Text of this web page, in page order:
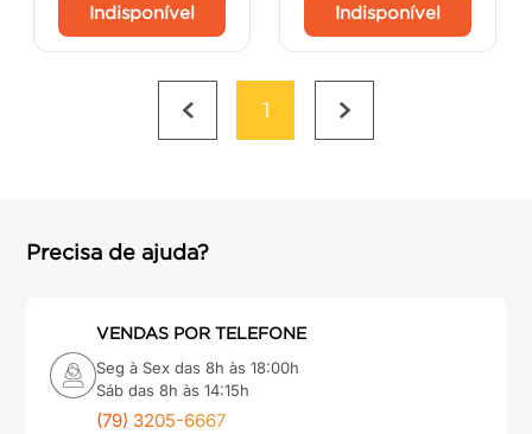
Indisponível Indisponível
1
Precisa de ajuda?
VENDAS POR TELEFONE
Seg à Sex das 8h às 18:00h
Sáb das 8h às 14:15h
(79) 3205-6667